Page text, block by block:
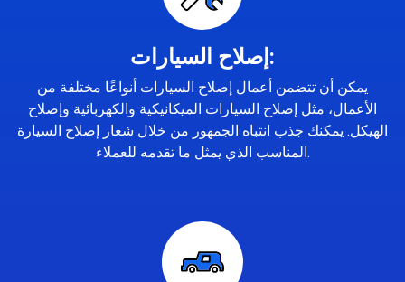
إصلاح السيارات:
يمكن أن تتضمن أعمال إصلاح السيارات أنواعًا مختلفة من
الأعمال، مثل إصلاح السيارات الميكانيكية والكهربائية وإصلاح
الهيكل. يمكنك جذب انتباه الجمهور من خلال شعار إصلاح السيارة
المناسب الذي يمثل ما تقدمه للعملاء.